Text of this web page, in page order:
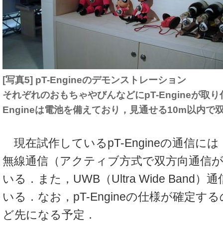
[写真5] pT-Engineのデモンストレーション
それぞれのおもちゃやびんなどにpT-Engineが取り
Engineは電池を備えており，見通せる10m以内で
現在試作しているpT-Engineの通信には
無線通信（アクティブ方式で双方向通信
いる．また，UWB（Ultra Wide Band）
いる．なお，pT-Engineの仕様が確定す
ど先になる予定．